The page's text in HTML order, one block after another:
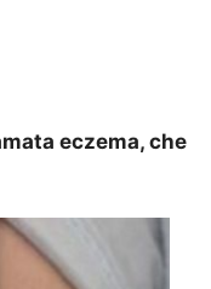
eczema, che